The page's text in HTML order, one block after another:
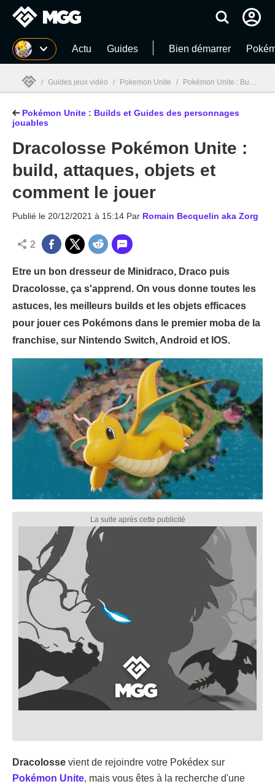
MGG Actu Guides Bien démarrer
MGG
/ Guides jeux vidéo / Pokemon Unite / Pokémon Unite : Builds et Guides des personnages jouables
Pokémon Unite : Builds et Guides des personnages
jouables
Dracolosse Pokémon Unite :
build, attaques, objets et
comment le jouer
Publié le 20/12/2021 à 15:14 Par Romain Becquelin aka Zorg
2
Etre un bon dresseur de Minidraco, Draco puis
Dracolosse, ça s'apprend. On vous donne toutes les
astuces, les meilleurs builds et les objets efficaces
pour jouer ces Pokémons dans le premier moba de la
franchise, sur Nintendo Switch, Android et IOS.
Dracolosse vient de rejoindre votre Pokédex sur
Pokémon Unite, mais vous êtes à la recherche d'une